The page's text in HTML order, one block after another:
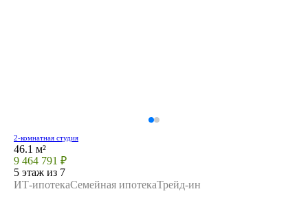
2-комнатная студия
46.1 м²
9 464 791 ₽
5 этаж из 7
ИТ-ипотекаСемейная ипотекаТрейд-ин